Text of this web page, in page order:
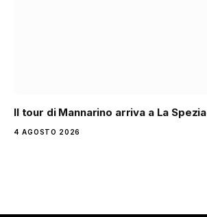
Il tour di Mannarino arriva a La Spezia
4 AGOSTO 2026